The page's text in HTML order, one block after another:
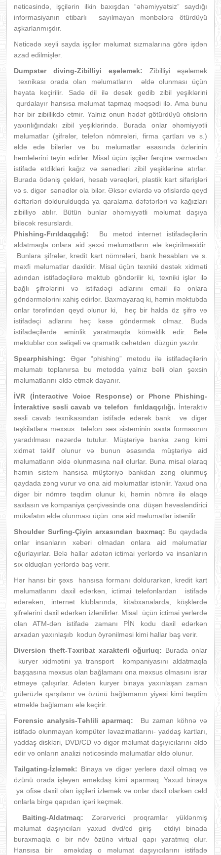
nəticəsində, işçilərin ilkin baxışdan “əhəmiyyətsiz” saydığı
informasiyanın etibarlı sayılmayan mənbələrə ötürdüyü
aşkarlanmışdır.
Nəticədə xeyli sayda işçilər məlumat sızmalarına görə işdən
azad edilmişlər.
Dumpster diving-Zibilliyi eşələmək: Zibilliyi eşələmək
texnikası orada olan məlumatların əldə olunması üçün
həyata keçirilir. Sadə dil ilə desək gedib zibil yeşiklərini
qurdalayır hansısa məlumat tapmaq məqsədi ilə. Ama bunu
hər bir zibillikdə etmir. Yalnız onun hədəf götürdüyü ofislərin
yaxınlığındakı zibil yeşiklərində. Burada onlar əhəmiyyətli
məlumatlar (şifrələr, telefon nömrələri, firma çartları və s.)
əldə edə bilərlər və bu məlumatlar əsasında özlərinin
həmlələrini təyin edirlər. Misal üçün işçilər fərqinə varmadan
istifadə etdikləri kağız və sənədləri zibil yeşiklərinə atırlar.
Burada ödəniş çekləri, hesab vərəqləri, plastik kart sifarişləri
və s. digər sənədlər ola bilər. Əksər evlərdə və ofislərdə qeyd
dəftərləri doldurulduqda ya qaralama dəfətərləri və kağızları
zibilliyə atılır. Bütün bunlar əhəmiyyətli məlumat daşıya
biləcək resurslardı.
Phishing-Fırıldaqçılığ: Bu metod internet istifadəçilərin
aldatmaqla onlara aid şəxsi məlumatların ələ keçirilməsidir.
Bunlara şifrələr, kredit kart nömrələri, bank hesabları və s.
məxfi məlumatlar daxildir. Misal üçün texniki dəstək xidməti
adından istifadəçilərə məktub göndərilir ki, texniki işlər ilə
bağlı şifrələrini və istifadəçi adlarını email ilə onlara
göndərmələrini xahiş edirlər. Baxmayaraq ki, həmin məktubda
onlar tərəfindən qeyd olunur ki, heç bir halda öz şifrə və
istifadəçi adlarını heç kəsə göndərmək olmaz. Buda
istifadəçilərdə əminlik yaratmaqda köməklik edir. Belə
məktublar cox səliqəli və qramatik cəhətdən düzgün yazılır.
Spearphishing: Əgər “phishing” metodu ilə istifadəçilərin
məlumatı toplanırsa bu metodda yalnız bəlli olan şəxsin
məlumatlarını əldə etmək dayanır.
İVR (İnteractive Voice Response) or Phone Phishing-
İnteraktive səsli cavab və telefon fırıldaqçılığı. İnteraktiv
səsli cavab texnikasından istifadə edərək bank və digər
təşkilatlara məxsus telefon səs sisteminin saxta formasının
yaradılması nəzərdə tutulur. Müştəriyə banka zəng kimi
xidmət təklif olunur və bunun əsasında müştəriyə aid
məlumatların əldə olunmasına nail olurlar. Buna misal olaraq
həmin sistem hansısa müştəriyə bankdan zəng olunmuş
qaydada zəng vurur və ona aid məlumatlar istənlir. Yaxud ona
digər bir nömrə təqdim olunur ki, həmin nömrə ilə əlaqə
saxlasın və kompaniya çərçivəsində ona düşən həvəsləndirici
mükafatın əldə olunması üçün ona aid məlumatlar istənilir.
Shoulder Surfing-Çiyin arxasından baxmaq: Bu qaydada
onlar insanların xəbəri olmadan onlara aid məlumatlar
oğurlayırlar. Belə hallar adətən ictimai yerlərdə və insanların
sıx olduqları yerlərdə baş verir.
Hər hansı bir şəxs hansısa formanı doldurarkən, kredit kart
məlumatlarını daxil edərkən, ictimai telefonlardan istifadə
edərəkən, internet klublarında, kitabxanalarda, köşklərdə
şifrələrini daxil edərkən izlənilirlər. Misal üçün ictimai yerlərdə
olan ATM-dən istifadə zamanı PİN kodu daxil edərkən
arxadan yaxınlaşıb kodun öyrənilməsi kimi hallar baş verir.
Diversion theft-Təxribat xarakterli oğurluq: Burada onlar
kuryer xidmətini ya transport kompaniyasını aldatmaqla
başqasına məxsus olan bağlamanı ona məxsus olmasını israr
etməyə çalışırlar. Adətən kuryer binaya yaxınlaşan zaman
gülərüzlə qarşılanır və özünü bağlamanın yiyəsi kimi təqdim
etməklə bağlamanı ələ keçirir.
Forensic analysis-Təhlili aparmaq: Bu zaman köhnə və
istifadə olunmayan kompüter ləvazimatlarını- yaddaş kartları,
yaddaş diskləri, DVD/CD və digər məlumat daşıyıcılarını əldə
edir və onların analizi nəticəsində məlumatlar əldə olunur.
Tailgating-İzləmək: Binaya və digər yerlərə daxil olmaq və
özünü orada işləyən əməkdaş kimi aparmaq. Yaxud binaya
ya ofisə daxil olan işçiləri izləmək və onlar daxil olarkən cəld
onlarla birgə qapıdan içəri keçmək.
Baiting-Aldatmaq: Zərərverici proqramlar yüklənmiş
məlumat daşıyıcıları yaxud dvd/cd giriş etdiyi binada
buraxmaqla o bir növ özünə virtual qapı yaratmıq olur.
Hansısa bir əməkdaş o məlumat daşıyıcılarını istifadə